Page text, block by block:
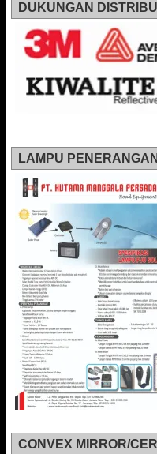
DUKUNGAN
LAMPU
CONVEX MIRROR/